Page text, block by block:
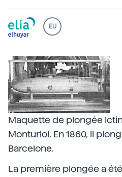
EU
Maquette de plongée
Monturiol. En 1860, il
Barcelone.
La première plongée a